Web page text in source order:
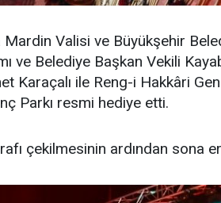
Mardin Valisi ve Büyükşehir
ve Belediye Başkan Vekili
Karaçalı ile Reng-i Hakkâri
Parkı resmi hediye etti.
çekilmesinin ardından sona